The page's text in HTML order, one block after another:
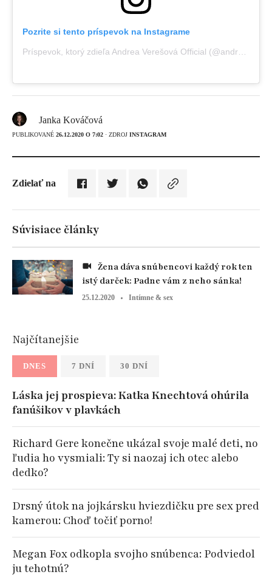
Pozrite si tento príspevok na Instagrame
Janka Kováčová
PUBLIKOVANÉ 26.12.2020 O 7:02 · ZDROJ INSTAGRAM
Zdielať na
Súvisiace články
istý darček: Padne vám z neho sánka!
25.12.2020 Intímne & sex
Najčítanejšie
DNES 7 DNÍ 30 DNÍ
Láska jej prospieva: Katka Knechtová ohúrila
fanúšikov v plavkách
Richard Gere konečne ukázal svoje malé deti, no
ľudia ho vysmiali: Ty si naozaj ich otec alebo
dedko?
Drsný útok na jojkársku hviezdičku pre sex pred
kamerou: Choď točiť porno!
Megan Fox odkopla svojho snúbenca: Podviedol
ju tehotnú?